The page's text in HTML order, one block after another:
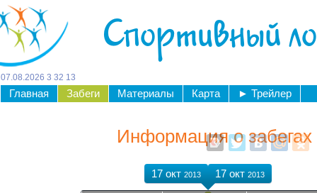
Спортивный
07 08 2026 3 32 14
Главная Забеги Материалы Карта ► Трейлер
Информация о забегах
17 окт2013 17 окт2013